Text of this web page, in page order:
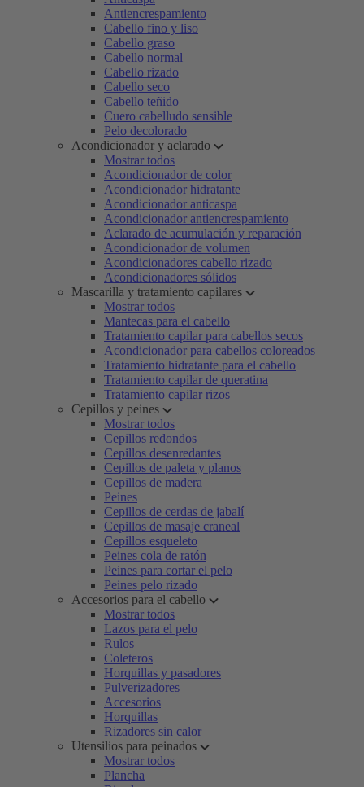
Antiencrespamiento
Cabello fino y liso
Cabello graso
Cabello normal
Cabello rizado
Cabello seco
Cabello teñido
Cuero cabelludo sensible
Pelo decolorado
Acondicionador y aclarado
Mostrar todos
Acondicionador de color
Acondicionador hidratante
Acondicionador anticaspa
Acondicionador antiencrespamiento
Aclarado de acumulación y reparación
Acondicionador de volumen
Acondicionadores cabello rizado
Acondicionadores sólidos
Mascarilla y tratamiento capilares
Mostrar todos
Mantecas para el cabello
Tratamiento capilar para cabellos secos
Acondicionador para cabellos coloreados
Tratamiento hidratante para el cabello
Tratamiento capilar de queratina
Tratamiento capilar rizos
Cepillos y peines
Mostrar todos
Cepillos redondos
Cepillos desenredantes
Cepillos de paleta y planos
Cepillos de madera
Peines
Cepillos de cerdas de jabalí
Cepillos de masaje craneal
Cepillos esqueleto
Peines cola de ratón
Peines para cortar el pelo
Peines pelo rizado
Accesorios para el cabello
Mostrar todos
Lazos para el pelo
Rulos
Coleteros
Horquillas y pasadores
Pulverizadores
Accesorios
Horquillas
Rizadores sin calor
Utensilios para peinados
Mostrar todos
Plancha